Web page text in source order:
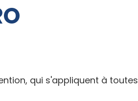
qui s'appliquent à toutes